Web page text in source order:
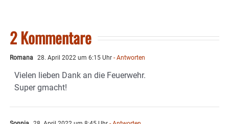
2 Kommentare
Romana 28. April 2022 um 6:15 Uhr - Antworten
Vielen lieben Dank an die Feuerwehr.
Super gmacht!